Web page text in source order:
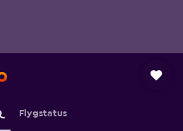
Flygstatus